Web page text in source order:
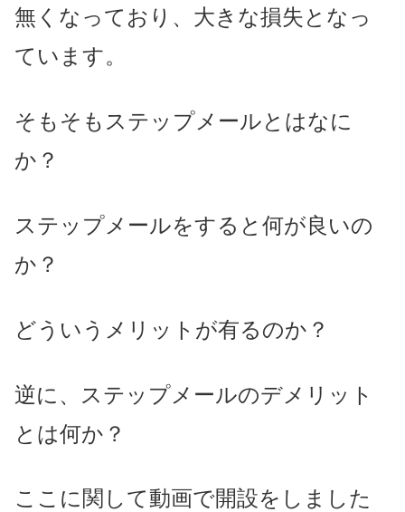
無くなっており、大きな損失となっ
ています。
そもそもステップメールとはなに
か？
ステップメールをすると何が良いの
か？
どういうメリットが有るのか？
逆に、ステップメールのデメリット
とは何か？
ここに関して動画で開設をしました